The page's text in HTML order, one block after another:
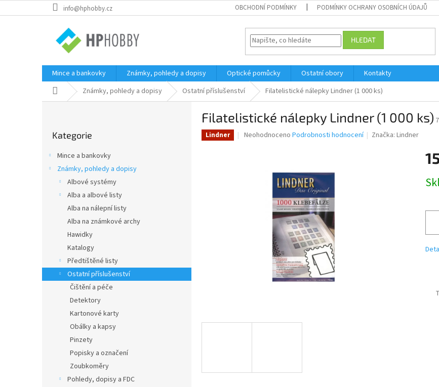
na
info@hphobby.cz OBCHODNÍ PODMÍNKY PODMÍNKY OCHRANY OSOBNÍCH ÚDAJŮ
HLEDAT
Mince a bankovky Známky, pohledy a dopisy Optické pomůcky Ostatní obory
Kontakty
Domů Známky, pohledy a dopisy Ostatní příslušenství Filatelistické nálepky Lindner (1 000 ks)
kategorie
Kategorie
Mince a bankovky
Známky, pohledy a dopisy
Albové systémy
Alba a albové listy
Alba na nálepní listy
Alba na známkové archy
Hawidky
Katalogy
Předtištěné listy
Ostatní příslušenství
Čištění a péče
Detektory
Kartonové karty
Obálky a kapsy
Pinzety
Popisky a označení
Zoubkoměry
Pohledy, dopisy a FDC
Filatelistické nálepky Lindner (1 000 ks)
Lindner
Průměrné
hvězdiček.
Neohodnoceno Podrobnosti hodnocení Značka:Lindner